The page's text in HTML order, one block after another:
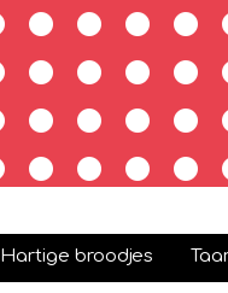
Hartige broodjes